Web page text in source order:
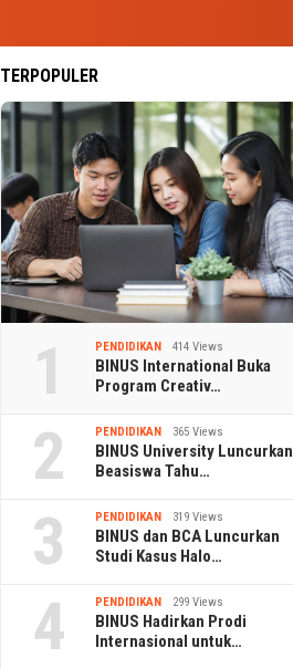
TERPOPULER
1 PENDIDIKAN 414 Views
BINUS International Buka
Program Creativ…
2 PENDIDIKAN 365 Views
BINUS University Luncurkan
Beasiswa Tahu…
3 PENDIDIKAN 319 Views
BINUS dan BCA Luncurkan
Studi Kasus Halo…
4 PENDIDIKAN 299 Views
BINUS Hadirkan Prodi
Internasional untuk…